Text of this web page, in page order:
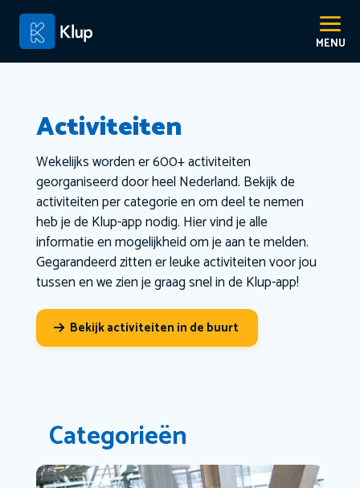
Activiteiten
Wekelijks worden er 600+ activiteiten
georganiseerd door heel Nederland. Bekijk de
activiteiten per categorie en om deel te nemen
heb je de Klup-app nodig. Hier vind je alle
informatie en mogelijkheid om je aan te melden.
Gegarandeerd zitten er leuke activiteiten voor jou
tussen en we zien je graag snel in de Klup-app!
Bekijk activiteiten in de buurt
Categorieën